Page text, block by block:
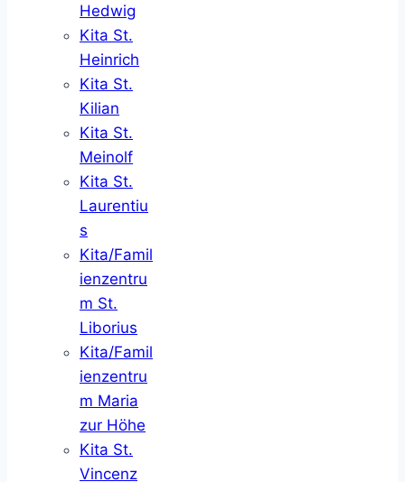
Hedwig
Kita St.
Heinrich
Kita St.
Kilian
Kita St.
Meinolf
Kita St.
Laurentiu
s
Kita/Famil
ienzentru
m St.
Liborius
Kita/Famil
ienzentru
m Maria
zur Höhe
Kita St.
Vincenz